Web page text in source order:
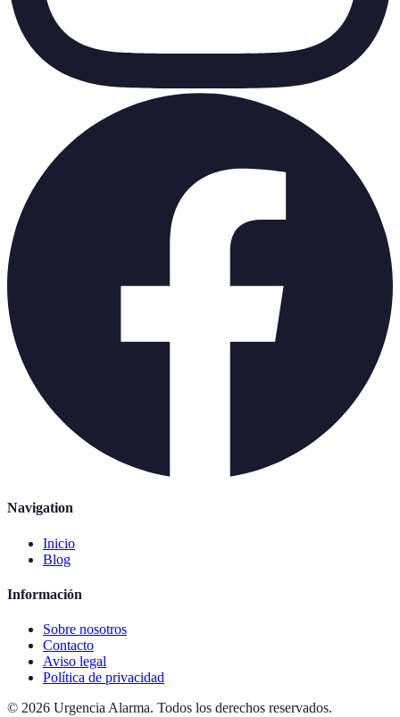
Navigation
Inicio
Blog
Información
Sobre nosotros
Contacto
Aviso legal
Política de privacidad
© 2026 Urgencia Alarma. Todos los derechos reservados.